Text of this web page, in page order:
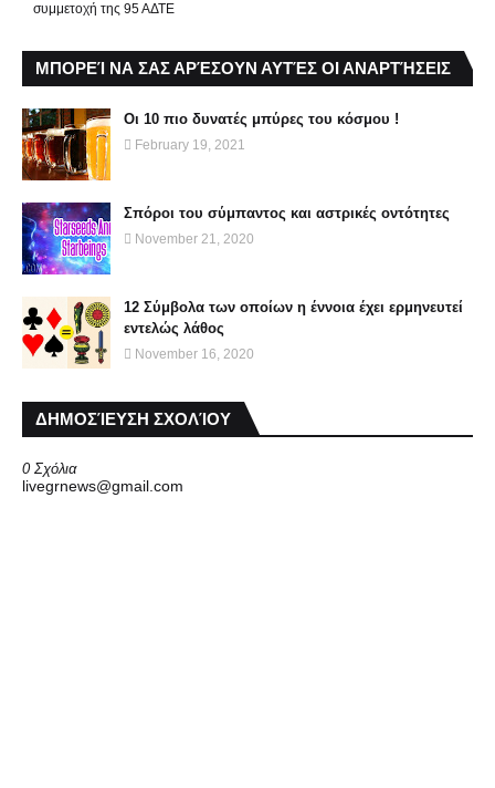
συμμετοχή της 95 ΑΔΤΕ
ΜΠΟΡΕΊ ΝΑ ΣΑΣ ΑΡΈΣΟΥΝ ΑΥΤΈΣ ΟΙ ΑΝΑΡΤΉΣΕΙΣ
Οι 10 πιο δυνατές μπύρες του κόσμου !
February 19, 2021
Σπόροι του σύμπαντος και αστρικές οντότητες
November 21, 2020
12 Σύμβολα των οποίων η έννοια έχει ερμηνευτεί
εντελώς λάθος
November 16, 2020
ΔΗΜΟΣΊΕΥΣΗ ΣΧΟΛΊΟΥ
0 Σχόλια
livegrnews@gmail.com